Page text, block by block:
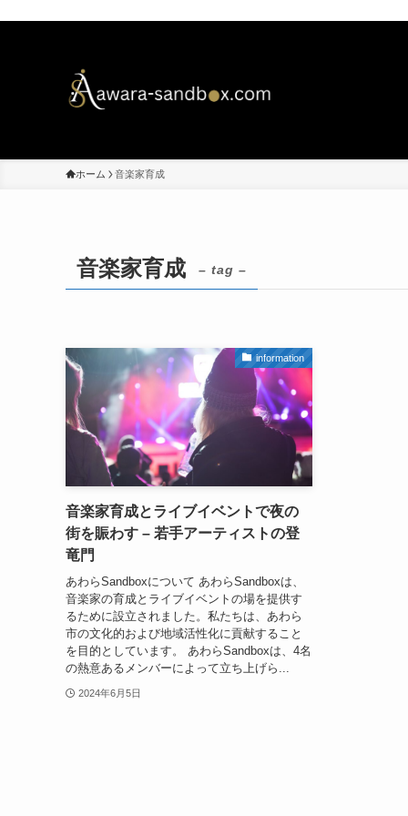
ホーム 音楽家育成
音楽家育成 – tag –
information
音楽家育成とライブイベントで夜の
街を賑わす – 若手アーティストの登
竜門
あわらSandboxについて あわらSandboxは、
音楽家の育成とライブイベントの場を提供す
るために設立されました。私たちは、あわら
市の文化的および地域活性化に貢献すること
を目的としています。 あわらSandboxは、4名
の熱意あるメンバーによって立ち上げら...
2024年6月5日